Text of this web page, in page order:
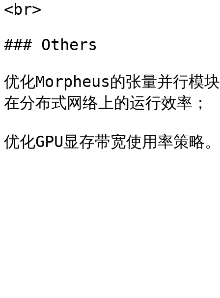
<br>
### Others
优化Morpheus的张量并行
在分布式网络上的运行效率；